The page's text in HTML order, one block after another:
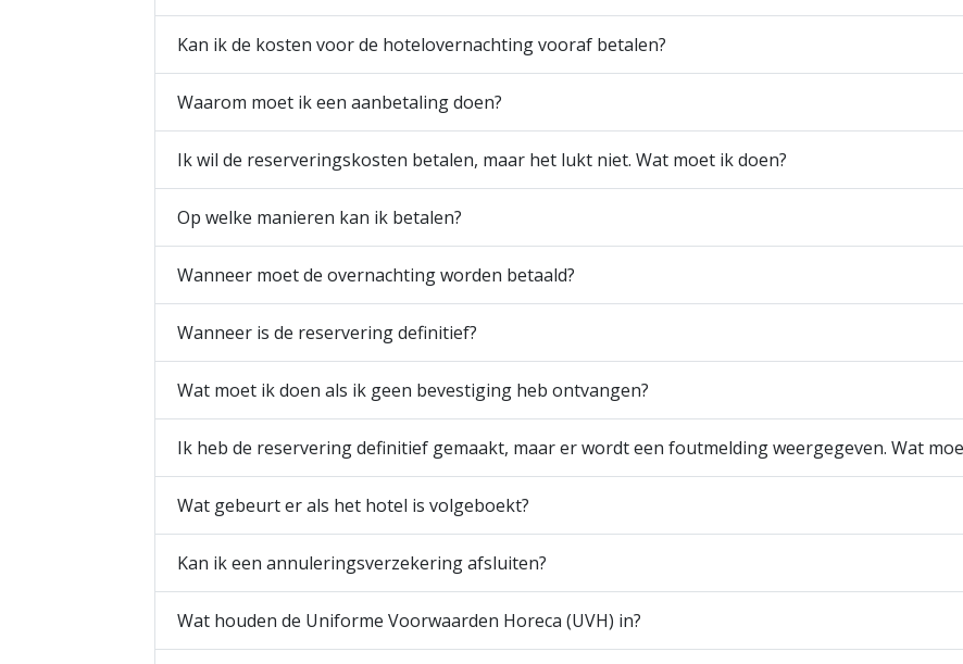
Kan ik de kosten voor de hotelovernachting vooraf betalen?
Waarom moet ik een aanbetaling doen?
Ik wil de reserveringskosten betalen, maar het lukt niet. Wat moet ik doen?
Op welke manieren kan ik betalen?
Wanneer moet de overnachting worden betaald?
Wanneer is de reservering definitief?
Wat moet ik doen als ik geen bevestiging heb ontvangen?
Ik heb de reservering definitief gemaakt, maar er wordt een foutmelding weergegeven. Wat
Wat gebeurt er als het hotel is volgeboekt?
Kan ik een annuleringsverzekering afsluiten?
Wat houden de Uniforme Voorwaarden Horeca (UVH) in?